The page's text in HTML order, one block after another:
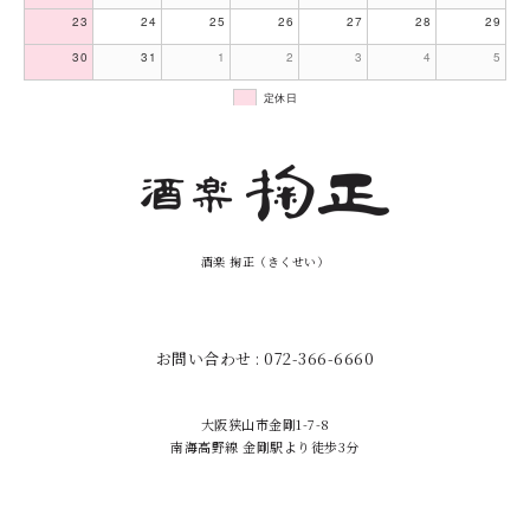
23 24 25 26 27 28 29
30 31 1 2 3 4 5
定休日
酒楽 掬正（きくせい）
お問い合わせ : 072-366-6660
大阪狭山市金剛1-7-8
南海高野線 金剛駅より徒歩3分